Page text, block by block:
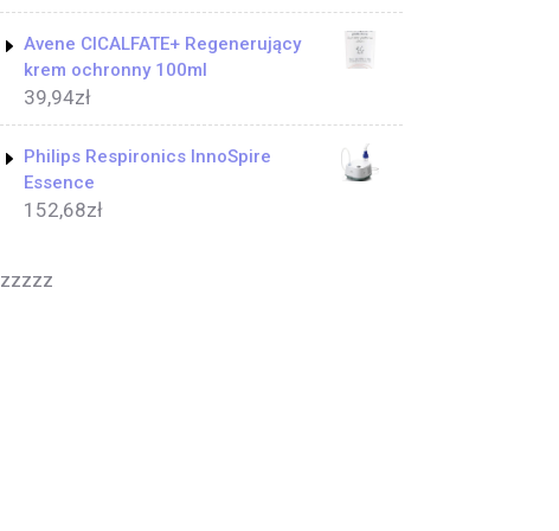
Avene CICALFATE+ Regenerujący
krem ochronny 100ml
39,94zł
Philips Respironics InnoSpire
Essence
152,68zł
zzzzz